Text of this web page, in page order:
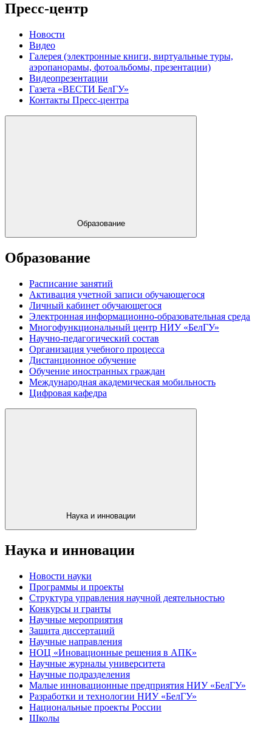
Пресс-центр
Новости
Видео
Галерея (электронные книги, виртуальные туры,
аэропанорамы, фотоальбомы, презентации)
Видеопрезентации
Газета «ВЕСТИ БелГУ»
Контакты Пресс-центра
Образование
Образование
Расписание занятий
Активация учетной записи обучающегося
Личный кабинет обучающегося
Электронная информационно-образовательная среда
Многофункциональный центр НИУ «БелГУ»
Научно-педагогический состав
Организация учебного процесса
Дистанционное обучение
Обучение иностранных граждан
Международная академическая мобильность
Цифровая кафедра
Наука и инновации
Наука и инновации
Новости науки
Программы и проекты
Структура управления научной деятельностью
Конкурсы и гранты
Научные мероприятия
Защита диссертаций
Научные направления
НОЦ «Иновационные решения в АПК»
Научные журналы университета
Научные подразделения
Малые инновационные предприятия НИУ «БелГУ»
Разработки и технологии НИУ «БелГУ»
Национальные проекты России
Школы